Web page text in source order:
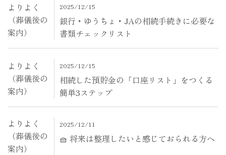
よりよく
（葬儀後の
案内）
2025/12/15
銀行・ゆうちょ・JAの相続手続きに必要な
書類チェックリスト
よりよく
（葬儀後の
案内）
2025/12/15
相続した預貯金の「口座リスト」をつくる
簡単3ステップ
よりよく
（葬儀後の
案内）
2025/12/11
🧺 将来は整理したいと感じておられる方へ